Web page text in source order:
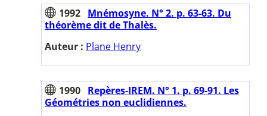
1992 Mnémosyne. N° 2. p. 63-63. Du
théorème dit de Thalès.
Auteur : Plane Henry
1990 Repères-IREM. N° 1. p. 69-91. Les
Géométries non euclidiennes.